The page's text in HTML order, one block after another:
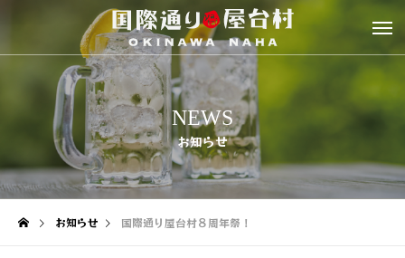
NEWS
お知らせ
お知らせ 国際通り屋台村８周年祭！